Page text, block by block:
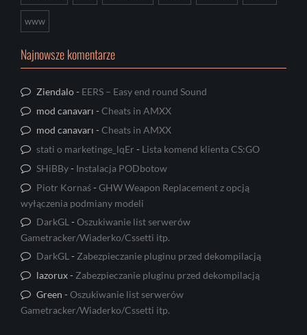
www
Najnowsze komentarze
Ziendalo- EERS – Easy end round Sound
mod canavarı -Cheats in AMXX
mod canavarı -Cheats in AMXX
stati o marketinge_lqEr - Lista komend klienta CS:GO
SHiBBy- Instalacja PODbotow
Piotr Kornaś-GHW Weapon Replacement z opcją
wyłączenia podmiany modeli
DarkGL -Oszukiwanie list serwerów
Gametracker/Wiaderko/Cssetti itp.
DarkGL - Zabezpieczanie pluginu przed dekompilacją
lazorux- Zabezpieczanie pluginu przed dekompilacją
Green -Oszukiwanie list serwerów
Gametracker/Wiaderko/Cssetti itp.